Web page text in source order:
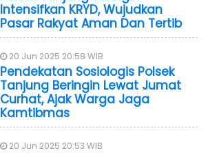
Intensifkan KRYD, Wujudkan
Pasar Rakyat Aman Dan Tertib
20 Jun 2025 20:58 WIB
Pendekatan Sosiologis Polsek
Tanjung Beringin Lewat Jumat
Curhat, Ajak Warga Jaga
Kamtibmas
20 Jun 2025 20:53 WIB